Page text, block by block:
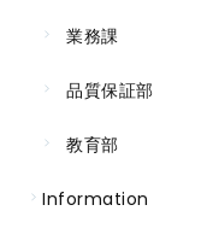
業務課
品質保証部
教育部
Information